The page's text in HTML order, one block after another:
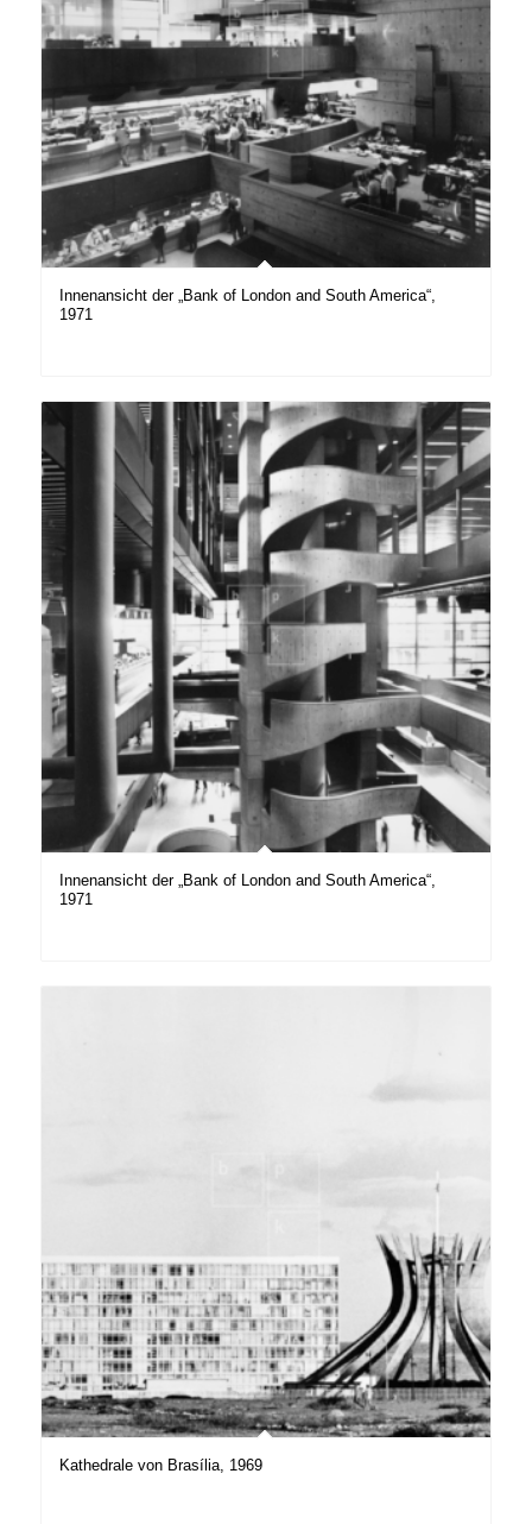
Innenansicht der „Bank of London and South America“,
1971
Innenansicht der „Bank of London and South America“,
1971
Kathedrale von Brasília, 1969